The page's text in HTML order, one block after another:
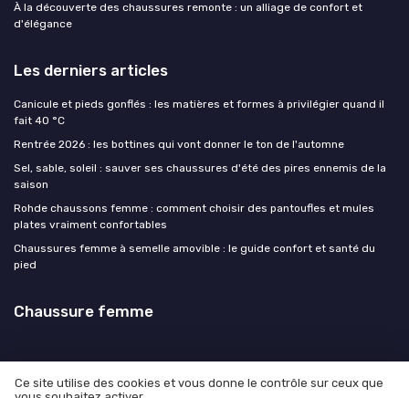
À la découverte des chaussures remonte : un alliage de confort et
d'élégance
Les derniers articles
Canicule et pieds gonflés : les matières et formes à privilégier quand il
fait 40 °C
Rentrée 2026 : les bottines qui vont donner le ton de l'automne
Sel, sable, soleil : sauver ses chaussures d'été des pires ennemis de la
saison
Rohde chaussons femme : comment choisir des pantoufles et mules
plates vraiment confortables
Chaussures femme à semelle amovible : le guide confort et santé du
pied
Chaussure femme
Ce site utilise des cookies et vous donne le contrôle sur ceux que